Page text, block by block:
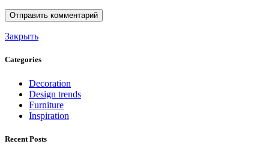
Закрыть
Categories
Decoration
Design trends
Furniture
Inspiration
Recent Posts